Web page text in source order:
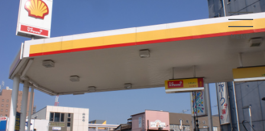
MENU